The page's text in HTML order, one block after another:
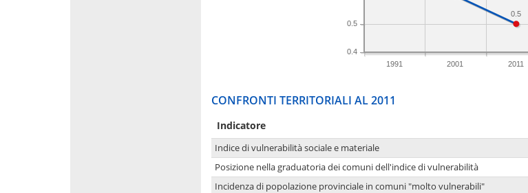
1991 2001 2011
0.4
0.5
0.5
CONFRONTI TERRITORIALI AL 2011
Indicatore
Indice di vulnerabilità sociale e materiale
Posizione nella graduatoria dei comuni dell'indice di vulnerabilità
Incidenza di popolazione provinciale in comuni "molto vulnerabili"